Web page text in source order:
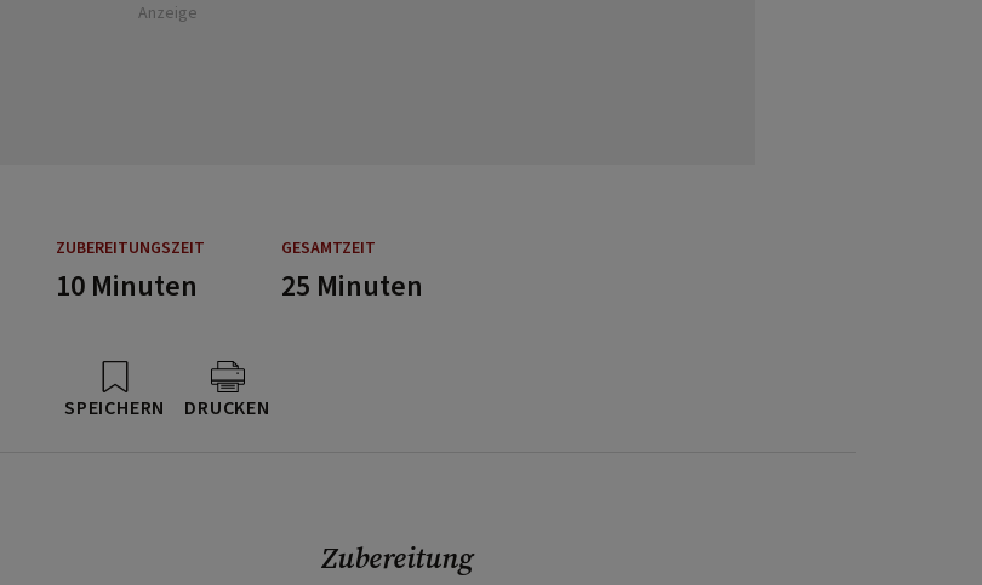
Anzeige
ZUBEREITUNGSZEIT GESAMTZEIT
10 Minuten 25 Minuten
SPEICHERN DRUCKEN
Zubereitung